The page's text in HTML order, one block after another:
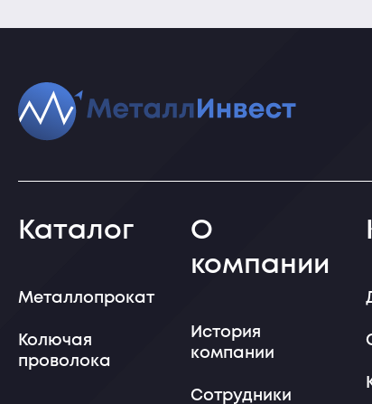
Каталог
Металлопрокат
Колючая
проволока
О
компании
История
компании
Сотрудники